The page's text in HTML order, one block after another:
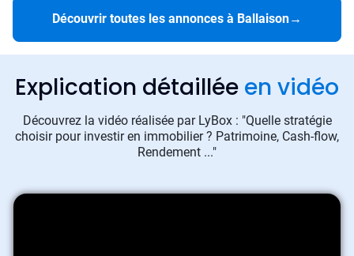
Découvrir toutes les annonces à Ballaison→
Explication détaillée en vidéo
Découvrez la vidéo réalisée par LyBox : "Quelle stratégie
choisir pour investir en immobilier ? Patrimoine, Cash-flow,
Rendement ..."